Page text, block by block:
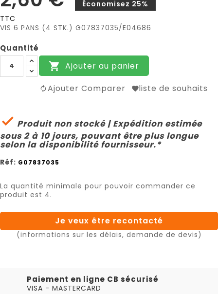
Économisez 25%
TTC
VIS 6 PANS (4 STK.) G07837035/E04686
Quantité
 Ajouter au panier
Ajouter Comparer liste de souhaits
 Produit non stocké | Expédition estimée
sous 2 à 10 jours, pouvant être plus longue
selon la disponibilité fournisseur.*
Réf: G07837035
La quantité minimale pour pouvoir commander ce
produit est 4.
Je veux être recontacté
(informations sur les délais, demande de devis)
Paiement en ligne CB sécurisé
VISA - MASTERCARD